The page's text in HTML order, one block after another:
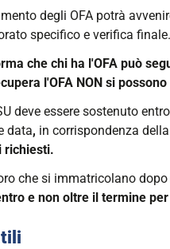
degli OFA potrà
specifico e verifica finale.
che chi ha l'OFA può
l'OFA NON si
deve essere sostenuto
data, in corrispondenza
richiesti.
che si immatricolano dopo
e non oltre il termine